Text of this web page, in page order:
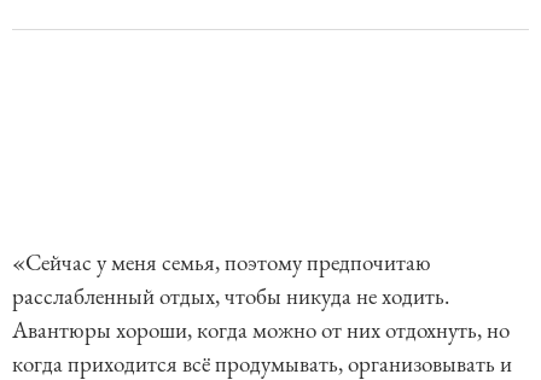
«Сейчас у меня семья, поэтому предпочитаю
расслабленный отдых, чтобы никуда не ходить.
Авантюры хороши, когда можно от них отдохнуть, но
когда приходится всё продумывать, организовывать и